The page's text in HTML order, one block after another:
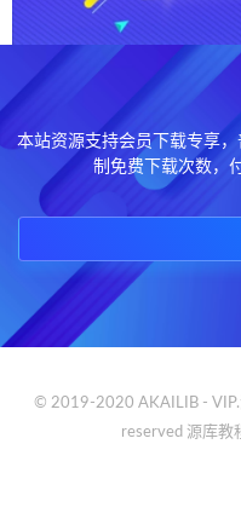
本站资源支持会员下载专享
制免费下载次数，
© 2019-2020 AKAILIB - VIP.
reserved 源库教